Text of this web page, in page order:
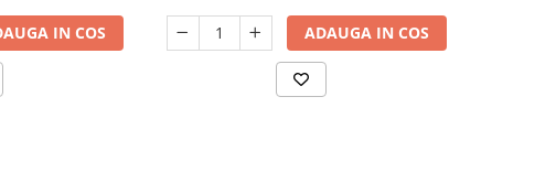
IN COS ADAUGA IN COS